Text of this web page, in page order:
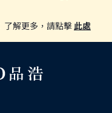
了解更多，請點擊 此處